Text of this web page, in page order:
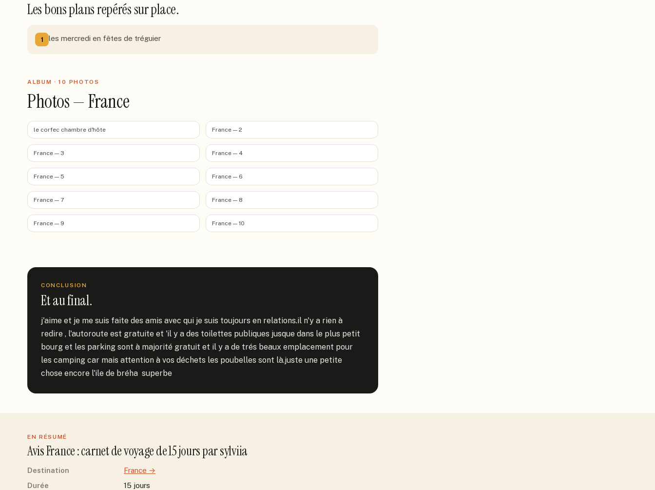
Les bons plans repérés sur place.
1 les mercredi en fêtes de tréguier
ALBUM ·10 PHOTO S
Photos — France
le corfec chambre d'hôte France — 2
France — 3 France — 4
France — 5 France — 6
France — 7 France — 8
France — 9 France — 10
CONCLUSION
Et au final.
j'aime et je me suis faite des amis avec qui je suis toujours en relations.il n'y a rien à
redire , l'autoroute est gratuite et 'il y a des toilettes publiques jusque dans le plus petit
bourg et les parking sont à majorité gratuit et il y a de trés beaux emplacement pour
les camping car mais attention à vos déchets les poubelles sont là.juste une petite
chose encore l'ile de bréha  superbe
EN RÉSUMÉ
AvisFrance: carnet de voyage de15joursparsylviia
Destination France →
Durée
15 jours